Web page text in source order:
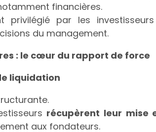
financières.
privilégié par les
du management.
: le cœur du rapport de force
liquidation
récupèrent leur mise
aux fondateurs.